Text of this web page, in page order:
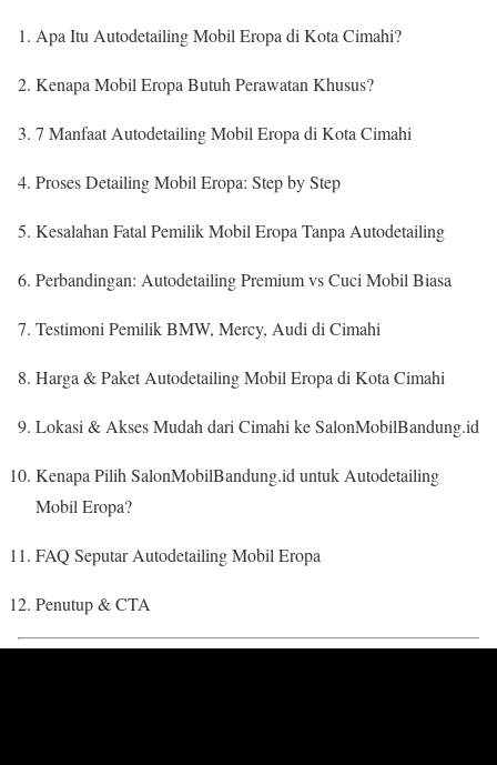
Apa Itu Autodetailing Mobil Eropa di Kota Cimahi?
Kenapa Mobil Eropa Butuh Perawatan Khusus?
7 Manfaat Autodetailing Mobil Eropa di Kota Cimahi
Proses Detailing Mobil Eropa: Step by Step
Kesalahan Fatal Pemilik Mobil Eropa Tanpa Autodetailing
Perbandingan: Autodetailing Premium vs Cuci Mobil Biasa
Testimoni Pemilik BMW, Mercy, Audi di Cimahi
Harga & Paket Autodetailing Mobil Eropa di Kota Cimahi
Lokasi & Akses Mudah dari Cimahi ke SalonMobilBandung.id
Kenapa Pilih SalonMobilBandung.id untuk Autodetailing
Mobil Eropa?
FAQ Seputar Autodetailing Mobil Eropa
Penutup & CTA